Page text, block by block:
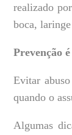
realizado
boca,
Prevenção
Evitar
quando o
Algumas